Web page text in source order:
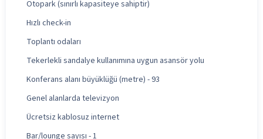
Otopark (sınırlı kapasiteye sahiptir)
Hızlı check-in
Toplantı odaları
Tekerlekli sandalye kullanımına uygun asansör yolu
Konferans alanı büyüklüğü (metre) - 93
Genel alanlarda televizyon
Ücretsiz kablosuz internet
Bar/lounge sayısı - 1